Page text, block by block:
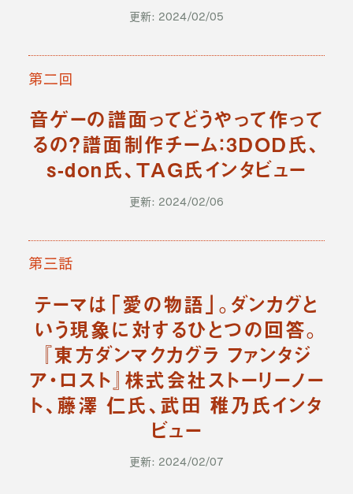
更新: 2024/02/05
第二回
音ゲーの譜面ってどうやって作って
るの？譜面制作チーム：3DOD氏、
s-don氏、TAG氏インタビュー
更新: 2024/02/06
第三話
テーマは「愛の物語」。ダンカグと
いう現象に対するひとつの回答。
『東方ダンマクカグラ ファンタジ
ア・ロスト』株式会社ストーリーノー
ト、藤澤 仁氏、武田 稚乃氏インタ
ビュー
更新: 2024/02/07